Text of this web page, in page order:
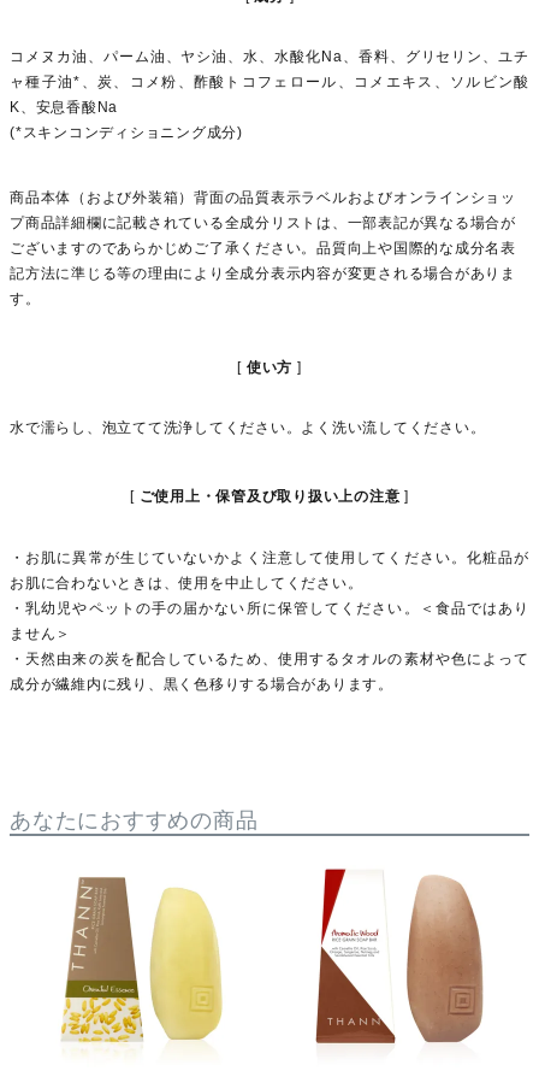
コメヌカ油、パーム油、ヤシ油、水、水酸化Na、香料、グリセリン、ユチ
ャ種子油*、炭、コメ粉、酢酸トコフェロール、コメエキス、ソルビン酸
K、安息香酸Na
(*スキンコンディショニング成分)
商品本体（および外装箱）背面の品質表示ラベルおよびオンラインショッ
プ商品詳細欄に記載されている全成分リストは、一部表記が異なる場合が
ございますのであらかじめご了承ください。品質向上や国際的な成分名表
記方法に準じる等の理由により全成分表示内容が変更される場合がありま
す。
使い方
水で濡らし、泡立てて洗浄してください。よく洗い流してください。
ご使用上・保管及び取り扱い上の注意
・お肌に異常が生じていないかよく注意して使用してください。化粧品が
お肌に合わないときは、使用を中止してください。
・乳幼児やペットの手の届かない所に保管してください。＜食品ではあり
ません＞
・天然由来の炭を配合しているため、使用するタオルの素材や色によって
成分が繊維内に残り、黒く色移りする場合があります。
あなたにおすすめの商品